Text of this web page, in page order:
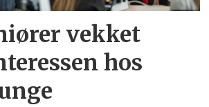
vekket
hos